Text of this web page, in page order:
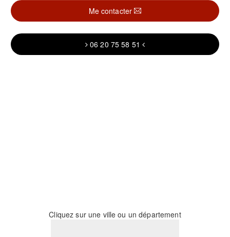
Me contacter
06 20 75 58 51
Cliquez sur une ville ou un département